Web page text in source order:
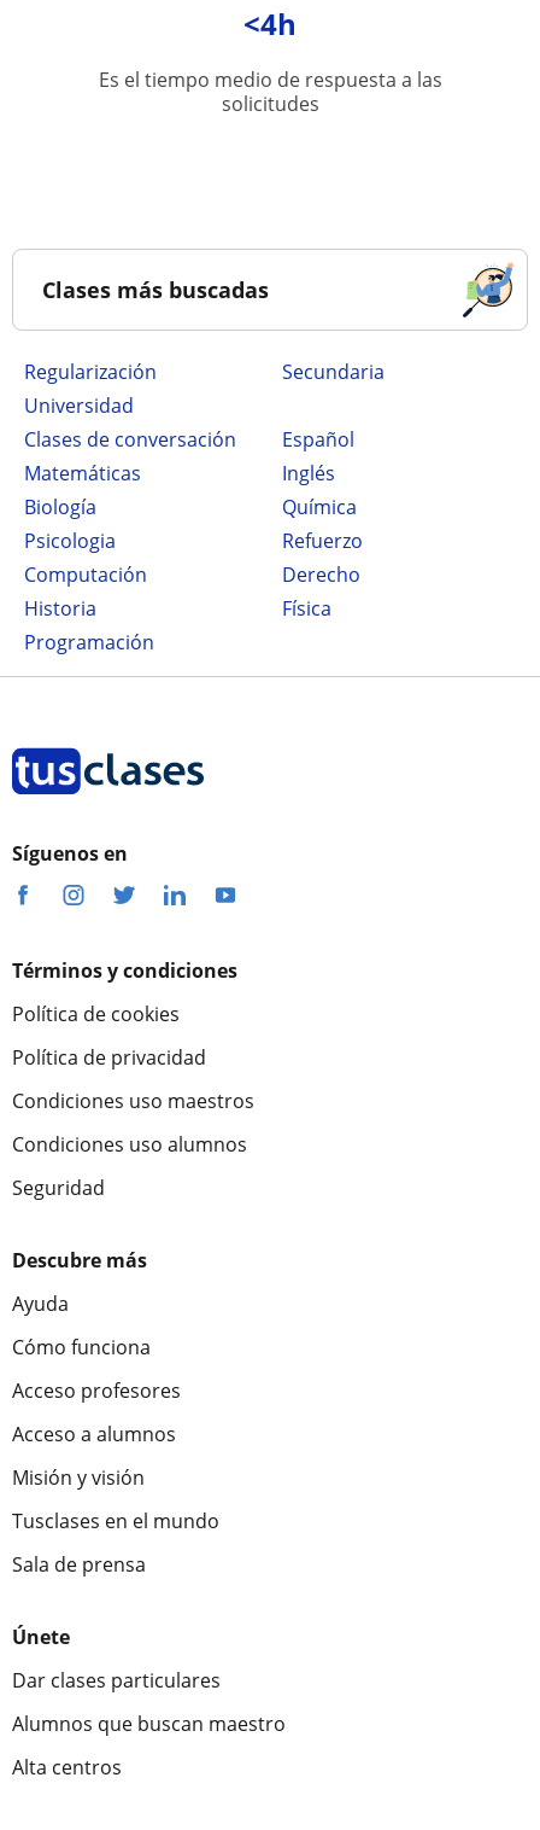
<4h
Es el tiempo medio de respuesta a las
solicitudes
Clases más buscadas
Regularización
secundaria
Universidad
Clases de conversación
Español
Matemáticas
Inglés
Biología
Química
Psicologia
Refuerzo
Computación
Derecho
Historia
Física
Programación
Síguenos en
Términos y condiciones
Política de cookies
Política de privacidad
Condiciones uso maestros
Condiciones uso alumnos
Seguridad
Descubre más
Ayuda
Cómo funciona
Acceso profesores
Acceso a alumnos
Misión y visión
Tusclases en el mundo
Sala de prensa
Únete
Dar clases particulares
Alumnos que buscan maestro
Alta centros